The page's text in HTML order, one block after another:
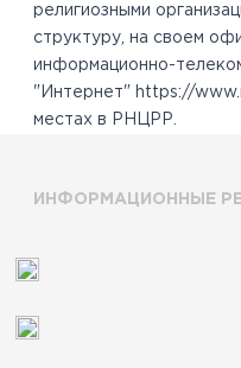
религиозными
структуру, на своем
информационно-
"Интернет" https://
местах в РНЦРР.
ИНФОРМАЦИОННЫЕ